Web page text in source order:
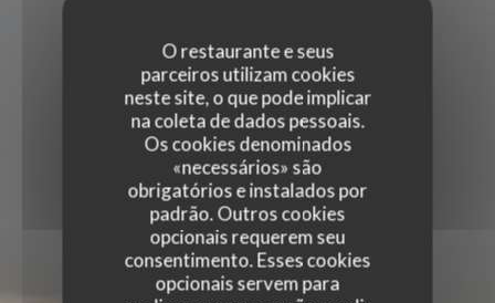
O restaurante e seus
parceiros utilizam cookies
neste site, o que pode implicar
na coleta de dados pessoais.
Os cookies denominados
«necessários» são
obrigatórios e instalados por
padrão. Outros cookies
opcionais requerem seu
consentimento. Esses cookies
opcionais servem para